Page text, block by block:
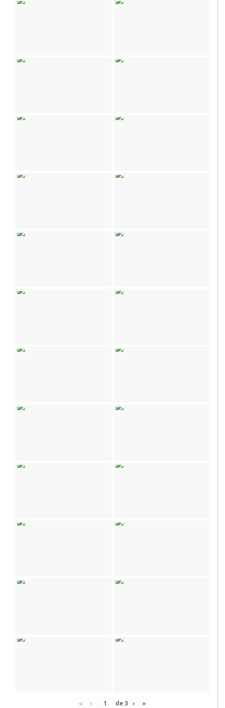
« ‹ de3 › »